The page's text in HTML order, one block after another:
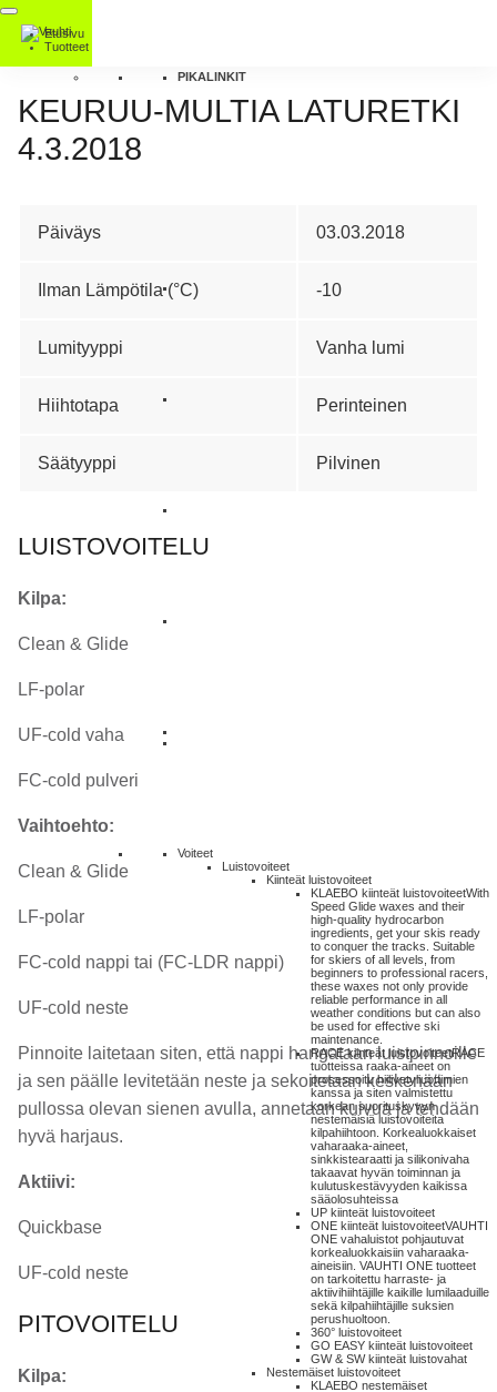
Etusivu
Tuotteet
PIKALINKIT
Voiteet
Luistovoiteet
Kiinteät luistovoiteet
KLAEBO kiinteät luistovoiteetWith
Speed Glide waxes and their
high-quality hydrocarbon
ingredients, get your skis ready
to conquer the tracks. Suitable
for skiers of all levels, from
beginners to professional racers,
these waxes not only provide
reliable performance in all
weather conditions but can also
be used for effective ski
maintenance.
RACE kiinteät luistovoiteetRACE
tuotteissa raaka-aineet on
prosessoitu hiilivetyliuottimien
kanssa ja siten valmistettu
korkean suorituskyvyn
nestemäisiä luistovoiteita
kilpahiihtoon. Korkealuokkaiset
vaharaaka-aineet,
sinkkistearaatti ja silikonivaha
takaavat hyvän toiminnan ja
kulutuskestävyyden kaikissa
sääolosuhteissa
UP kiinteät luistovoiteet
ONE kiinteät luistovoiteetVAUHTI
ONE vahaluistot pohjautuvat
korkealuokkaisiin vaharaaka-
aineisiin. VAUHTI ONE tuotteet
on tarkoitettu harraste- ja
aktiivihiihtäjille kaikille lumilaaduille
sekä kilpahiihtäjille suksien
perushuoltoon.
360° luistovoiteet
GO EASY kiinteät luistovoiteet
GW & SW kiinteät luistovahat
Nestemäiset luistovoiteet
KLAEBO nestemäiset
KEURUU-MULTIA LATURETKI
4.3.2018
Päiväys 03.03.2018
Ilman Lämpötila (°C) -10
Lumityyppi Vanha lumi
Hiihtotapa Perinteinen
Säätyyppi Pilvinen
LUISTOVOITELU
Kilpa:
Clean & Glide
LF-polar
UF-cold vaha
FC-cold pulveri
Vaihtoehto:
Clean & Glide
LF-polar
FC-cold nappi tai (FC-LDR nappi)
UF-cold neste
Pinnoite laitetaan siten, että nappi hangataan luistpinnoille
ja sen päälle levitetään neste ja sekoitetaan keskenään
pullossa olevan sienen avulla, annetaan kuivua ja tehdään
hyvä harjaus.
Aktiivi:
Quickbase
UF-cold neste
PITOVOITELU
Kilpa: